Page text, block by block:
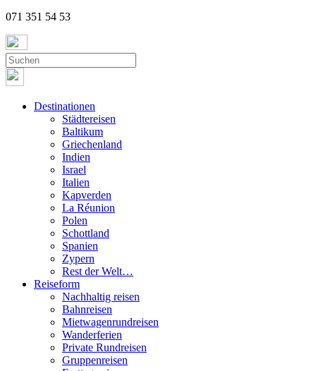
071 351 54 53
Destinationen
Städtereisen
Baltikum
Griechenland
Indien
Israel
Italien
Kapverden
La Réunion
Polen
Schottland
Spanien
Zypern
Rest der Welt…
Reiseform
Nachhaltig reisen
Bahnreisen
Mietwagenrundreisen
Wanderferien
Private Rundreisen
Gruppenreisen